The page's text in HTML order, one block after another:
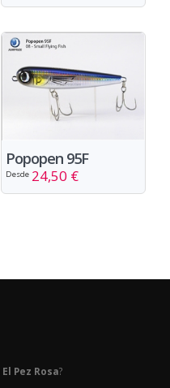
Popopen 95F
Desde 24,50 €
El Pez Rosa?